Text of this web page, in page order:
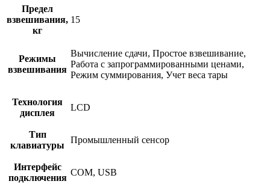
Предел
взвешивания,
кг
15
Режимы
взвешивания
Вычисление сдачи, Простое взвешивание,
Работа с запрограммированными ценами,
Режим суммирования, Учет веса тары
Технология
дисплея
LCD
Тип
клавиатуры
Промышленный сенсор
Интерфейс
подключения
COM, USB